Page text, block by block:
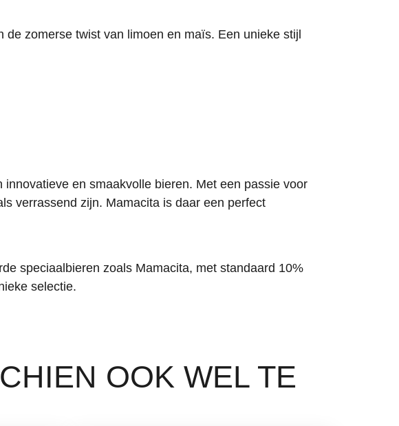
zomerse twist van limoen en maïs. Een unieke stijl
en smaakvolle bieren. Met een passie voor
verrassend zijn. Mamacita is daar een perfect
speciaalbieren zoals Mamacita, met standaard 10%
selectie.
OOK WEL TE